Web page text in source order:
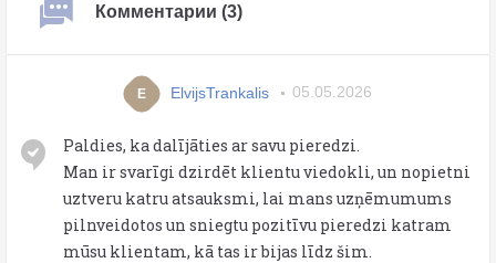
Комментарии (3)
E ElvijsTrankalis 05.05.2026
Paldies, ka dalījāties ar savu pieredzi.
Man ir svarīgi dzirdēt klientu viedokli, un nopietni
uztveru katru atsauksmi, lai mans uzņēmumums
pilnveidotos un sniegtu pozitīvu pieredzi katram
mūsu klientam, kā tas ir bijas līdz šim.